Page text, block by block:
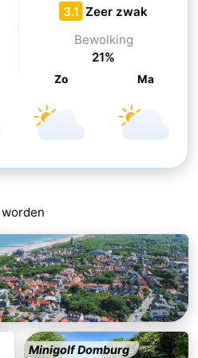
3.1 Zeer zwak
Bewolking
21%
Zo Ma
Minigolf Domburg